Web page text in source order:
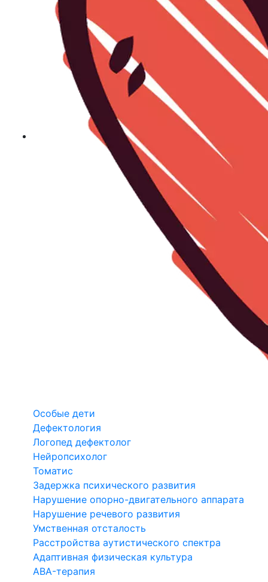
Особые дети
Дефектология
Логопед дефектолог
Нейропсихолог
Томатис
Задержка психического развития
Нарушение опорно-двигательного аппарата
Нарушение речевого развития
Умственная отсталость
Расстройства аутистического спектра
Адаптивная физическая культура
ABA-терапия